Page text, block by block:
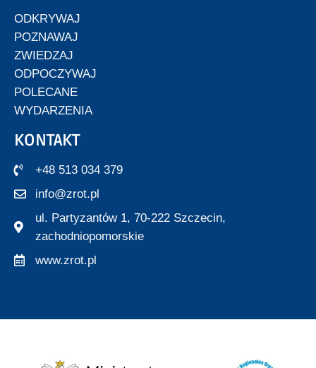
ODKRYWAJ
POZNAWAJ
ZWIEDZAJ
ODPOCZYWAJ
POLECANE
WYDARZENIA
KONTAKT
+48 513 034 379
info@zrot.pl
ul. Partyzantów 1, 70-222 Szczecin,
zachodniopomorskie
www.zrot.pl